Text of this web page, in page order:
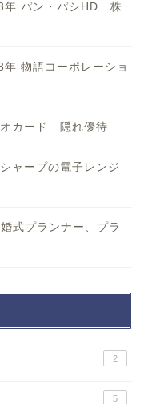
年 パン・パシHD 株
年 物語コーポレーショ
オカード 隠れ優待
ャープの電子レンジ
式プランナー、プラ
2
5